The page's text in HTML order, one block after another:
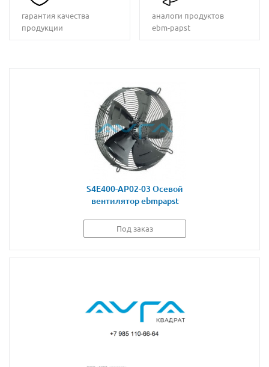
гарантия качества
продукции
аналоги продуктов
ebm‑papst
S4E400-AP02-03 Осевой
вентилятор ebmpapst
Под заказ